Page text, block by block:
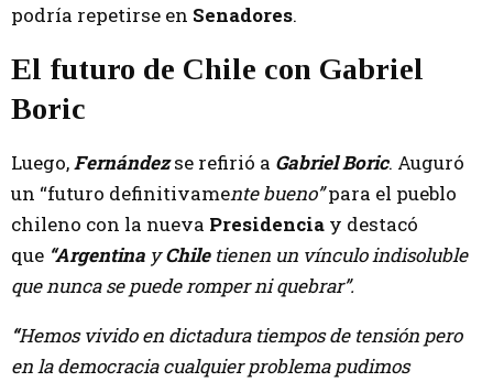
podría repetirse en Senadores.
El futuro de Chile con Gabriel
Boric
Luego,Fernándezse refirió a Gabriel Boric. Auguró
un “futuro definitivamente bueno”para el pueblo
chileno con la nueva Presidencia y destacó
que “Argentina yChiletienen un vínculo indisoluble
que nunca se puede romper ni quebrar”.
“Hemos vivido en dictadura tiempos de tensión pero
en la democracia cualquier problema pudimos